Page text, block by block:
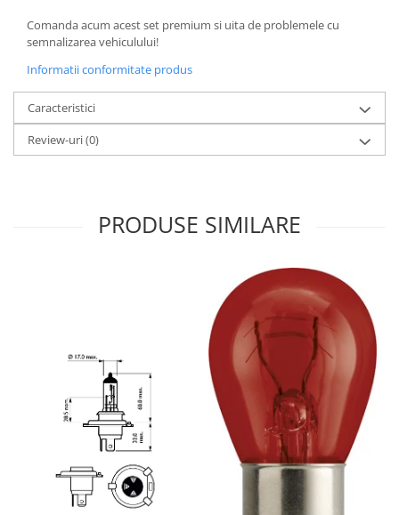
Comanda acum acest set premium si uita de problemele cu
semnalizarea vehiculului!
Informatii conformitate produs
Caracteristici
Review-uri(0)
PRODUSE SIMILARE